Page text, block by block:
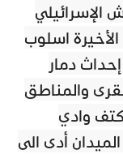
الإسرائيلي
اسلوب
دمار
والمناطق
وادي
أدى الى